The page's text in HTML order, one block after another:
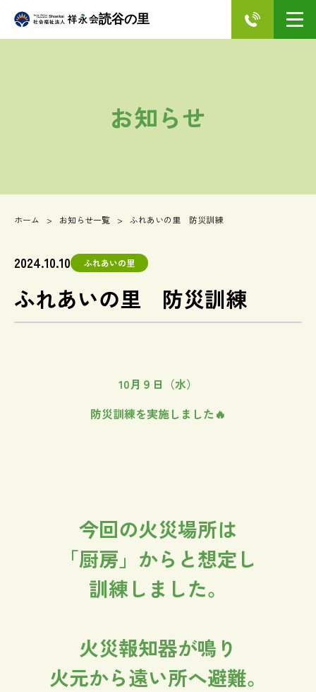
読谷の里
お知らせ
ホーム お知らせ一覧 ふれあいの里 防災訓練
2024.10.10 ふれあいの里
ふれあいの里 防災訓練
10月９日（水）
防災訓練を実施しました🔥
今回の火災場所は
「厨房」からと想定し
訓練しました。
火災報知器が鳴り
火元から遠い所へ避難。